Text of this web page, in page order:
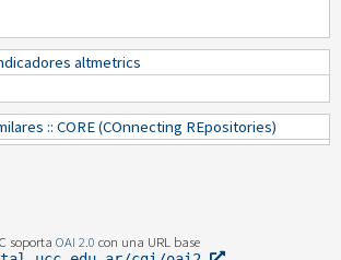
altmetrics
:: CORE (COnnecting REpositories)
soporta OAI 2.0 con una URL base